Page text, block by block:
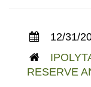
12/31/
RESERVE